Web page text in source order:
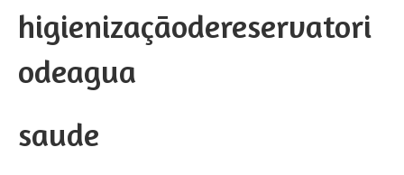
higienizaçãodereservatori
odeagua
saude